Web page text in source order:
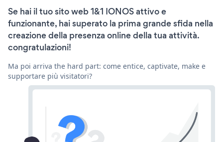
Se hai il tuo sito web 1&1 IONOS attivo e
funzionante, hai superato la prima grande sfida nella
creazione della presenza online della tua attività.
congratulazioni!
Ma poi arriva the hard part: come entice, captivate, make e
supportare più visitatori?